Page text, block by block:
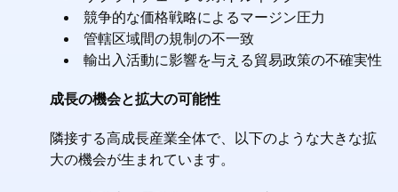
競争的な価格戦略によるマージン圧力
管轄区域間の規制の不一致
輸出入活動に影響を与える貿易政策の不確実性
成長の機会と拡大の可能性
隣接する高成長産業全体で、以下のような大きな拡
大の機会が生まれています。